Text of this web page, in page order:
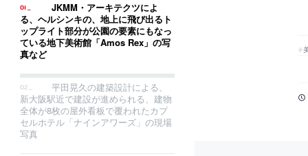
JKMM・アーキテクツによ
る、ヘルシンキの、地上に飛び出るト
ップライト部分が公園の要素にもなっ
ている地下美術館「Amos Rex」の写
真など
平田晃久の建築設計による、
新大阪駅近で建設が進められる、建物
全体が8枚の屋外看板で覆われたカプ
セルホテル「ナインアワーズ」の現場
写真